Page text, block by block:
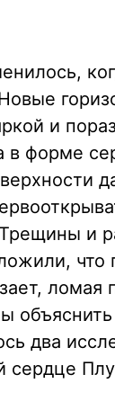
и
в форме
и
что
ломая
два
сердце